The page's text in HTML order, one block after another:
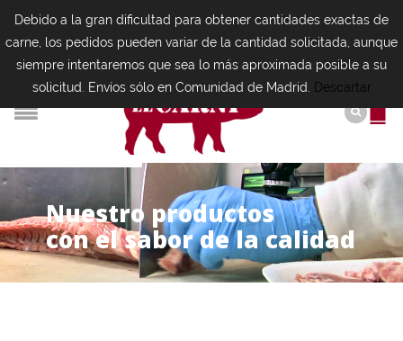
Nuestro productos
con el sabor de la calidad
Debido a la gran dificultad para obtener cantidades exactas de
carne, los pedidos pueden variar de la cantidad solicitada, aunque
siempre intentaremos que sea lo más aproximada posible a su
solicitud. Envíos sólo en Comunidad de Madrid.
Descartar